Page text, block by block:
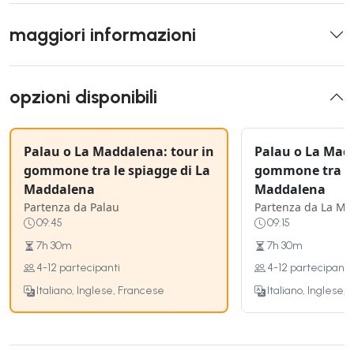
maggiori informazioni
opzioni disponibili
Palau o La Maddalena: tour in
gommone tra le spiagge di La
Maddalena
Partenza da Palau
09:45
7h 30m
4-12 partecipanti
Italiano, Inglese, Francese
Palau o La
gommone tra
Maddalena
Partenza da La
09:15
7h 30m
4-12 partecipanti
Italiano, Inglese,